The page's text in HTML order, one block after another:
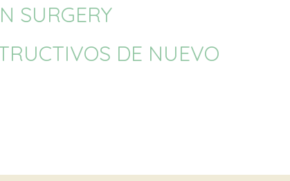
SURGERY
DE NUEVO